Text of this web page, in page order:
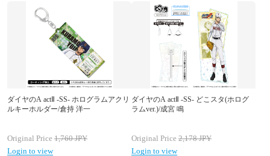
ダイヤのA actⅡ -SS- ホログラムアクリ
ルキーホルダー/倉持 洋一
Original Price 1,760JPY
Login to view
ダイヤのA actⅡ -SS- どこスタ(ホログ
ラムver.)/成宮 鳴
Original Price 2,178JPY
Login to view